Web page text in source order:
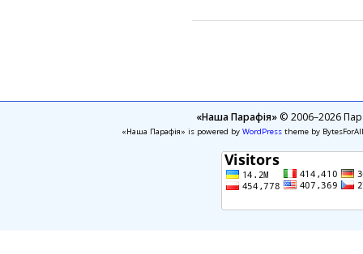
«Наша Парафія»© 2006–2026
«Наша Парафія» is powered by WordPresstheme by